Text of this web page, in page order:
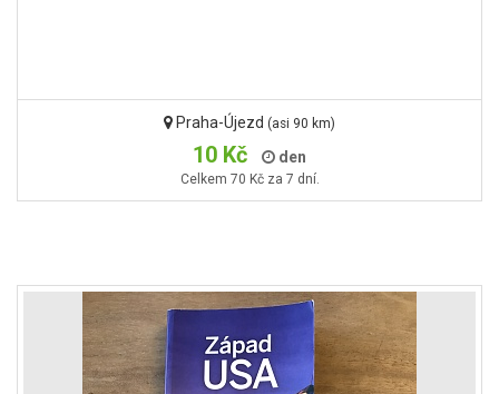
Praha-Újezd (asi 90 km)
10 Kč den
Celkem 70 Kč za 7 dní.